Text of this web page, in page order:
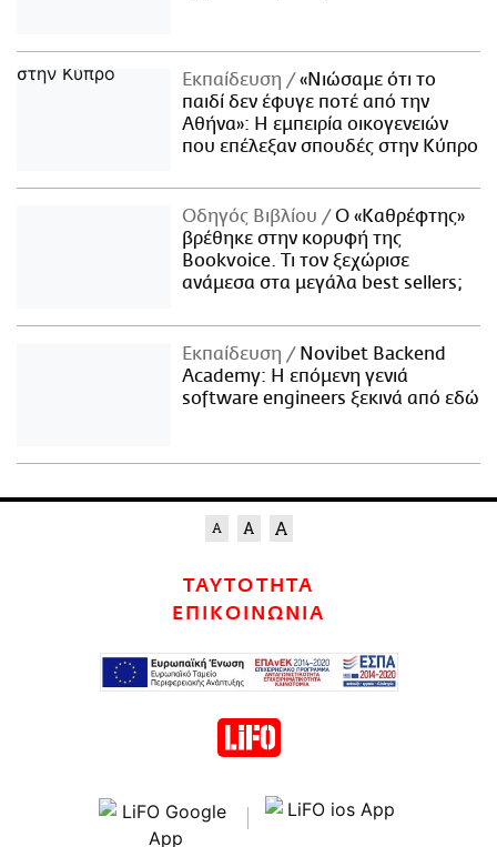
Εκπαίδευση
«Νιώσαμε ότι το
παιδί δεν έφυγε ποτέ από την
Αθήνα»: Η εμπειρία οικογενειών
που επέλεξαν σπουδές στην Κύπρο
Οδηγός Βιβλίου
Ο «Καθρέφτης»
βρέθηκε στην κορυφή της
Bookvoice. Τι τον ξεχώρισε
ανάμεσα στα μεγάλα best sellers;
Εκπαίδευση
Novibet Backend
Academy: Η επόμενη γενιά
software engineers ξεκινά από εδώ
ΤΑΥΤΟΤΗΤΑ
ΕΠΙΚΟΙΝΩΝΙΑ